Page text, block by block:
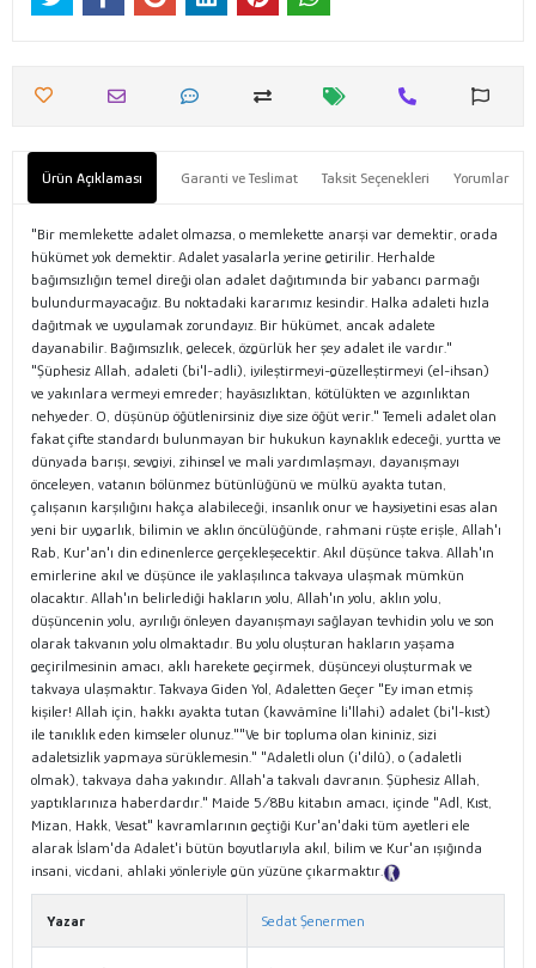
Ürün Açıklaması Garanti ve Teslimat Taksit Seçenekleri Yorumlar
"Bir memlekette adalet olmazsa, o memlekette anarşi var demektir, orada
hükümet yok demektir. Adalet yasalarla yerine getirilir. Herhalde
bağımsızlığın temel direği olan adalet dağıtımında bir yabancı parmağı
bulundurmayacağız. Bu noktadaki kararımız kesindir. Halka adaleti hızla
dağıtmak ve uygulamak zorundayız. Bir hükümet, ancak adalete
dayanabilir. Bağımsızlık, gelecek, özgürlük her şey adalet ile vardır."
"Şüphesiz Allah, adaleti (bi'l-adli), iyileştirmeyi-güzelleştirmeyi (el-ihsan)
ve yakınlara vermeyi emreder; hayâsızlıktan, kötülükten ve azgınlıktan
nehyeder. O, düşünüp öğütlenirsiniz diye size öğüt verir." Temeli adalet olan
fakat çifte standardı bulunmayan bir hukukun kaynaklık edeceği, yurtta ve
dünyada barışı, sevgiyi, zihinsel ve mali yardımlaşmayı, dayanışmayı
önceleyen, vatanın bölünmez bütünlüğünü ve mülkü ayakta tutan,
çalışanın karşılığını hakça alabileceği, insanlık onur ve haysiyetini esas alan
yeni bir uygarlık, bilimin ve aklın öncülüğünde, rahmani rüşte erişle, Allah'ı
Rab, Kur'an'ı din edinenlerce gerçekleşecektir. Akıl düşünce takva. Allah'ın
emirlerine akıl ve düşünce ile yaklaşılınca takvaya ulaşmak mümkün
olacaktır. Allah'ın belirlediği hakların yolu, Allah'ın yolu, aklın yolu,
düşüncenin yolu, ayrılığı önleyen dayanışmayı sağlayan tevhidin yolu ve son
olarak takvanın yolu olmaktadır. Bu yolu oluşturan hakların yaşama
geçirilmesinin amacı, aklı harekete geçirmek, düşünceyi oluşturmak ve
takvaya ulaşmaktır. Takvaya Giden Yol, Adaletten Geçer "Ey iman etmiş
kişiler! Allah için, hakkı ayakta tutan (kavvâmîne li'llahi) adalet (bi'l-kıst)
ile tanıklık eden kimseler olunuz.""Ve bir topluma olan kininiz, sizi
adaletsizlik yapmaya sürüklemesin." "Adaletli olun (i'dilû), o (adaletli
olmak), takvaya daha yakındır. Allah'a takvalı davranın. Şüphesiz Allah,
yaptıklarınıza haberdardır." Maide 5/8Bu kitabın amacı, içinde "Adl, Kıst,
Mizan, Hakk, Vesat" kavramlarının geçtiği Kur'an'daki tüm ayetleri ele
alarak İslam'da Adalet'i bütün boyutlarıyla akıl, bilim ve Kur'an ışığında
insani, vicdani, ahlaki yönleriyle gün yüzüne çıkarmaktır.
Yazar Sedat Şenermen